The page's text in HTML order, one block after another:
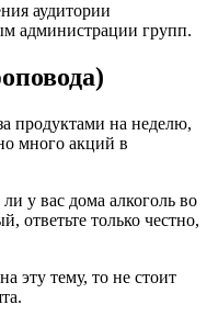
аудитории
администрации групп.
продуктами на неделю,
много акций в
у вас дома алкоголь во
ответьте только честно,
эту тему, то не стоит